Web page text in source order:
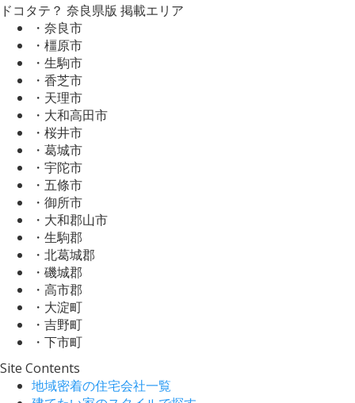
ドコタテ？ 奈良県版 掲載エリア
・奈良市
・橿原市
・生駒市
・香芝市
・天理市
・大和高田市
・桜井市
・葛城市
・宇陀市
・五條市
・御所市
・大和郡山市
・生駒郡
・北葛城郡
・磯城郡
・高市郡
・大淀町
・吉野町
・下市町
Site Contents
地域密着の住宅会社一覧